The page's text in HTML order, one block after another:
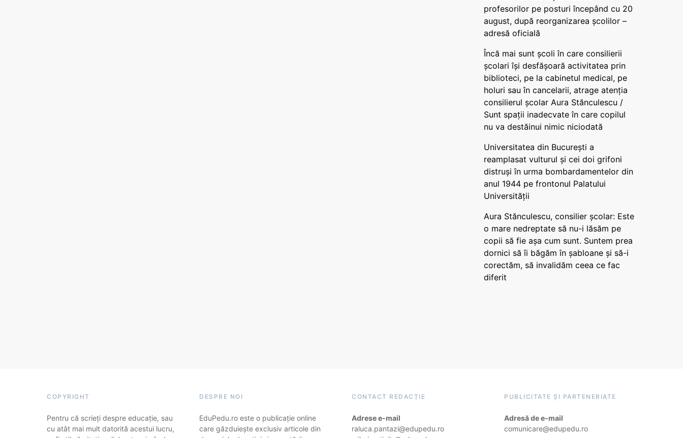
profesorilor pe posturi începând cu 20
august, după reorganizarea școlilor –
adresă oficială
Încă mai sunt școli în care consilierii
școlari își desfășoară activitatea prin
biblioteci, pe la cabinetul medical, pe
holuri sau în cancelarii, atrage atenția
consilierul școlar Aura Stănculescu /
Sunt spații inadecvate în care copilul
nu va destăinui nimic niciodată
Universitatea din București a
reamplasat vulturul și cei doi grifoni
distruși în urma bombardamentelor din
anul 1944 pe frontonul Palatului
Universității
Aura Stănculescu, consilier școlar: Este
o mare nedreptate să nu-i lăsăm pe
copii să fie așa cum sunt. Suntem prea
dornici să îi băgăm în șabloane și să-i
corectăm, să invalidăm ceea ce fac
diferit
COPYRIGHT
Pentru că scrieți despre educație, sau
cu atât mai mult datorită acestui lucru,
DESPRE NOI
EduPedu.ro este o publicație online
care găzduiește exclusiv articole din
CONTACT REDACȚIE
Adrese e-mail
raluca.pantazi@edupedu.ro
PUBLICITATE ȘI PARTENERIATE
Adresă de e-mail
comunicare@edupedu.ro